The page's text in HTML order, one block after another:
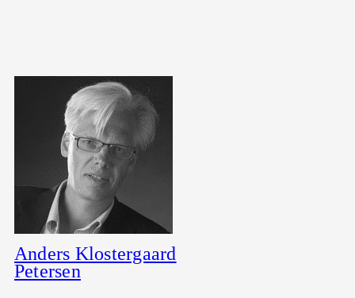
Anders Klostergaard
Petersen